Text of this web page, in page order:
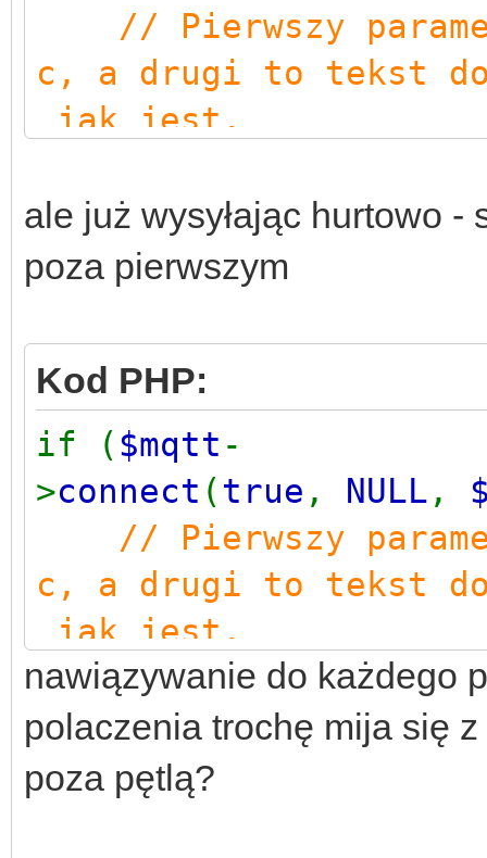
// Pierwszy
c, a drugi to tekst
jak jest.
e)
$mqtt-
$mqtt->close();
}
ale już wysyłając hurtowo
poza pierwszym
Kod PHP:
if ($mqtt -
>connect (true , NULL ,
// Pierwszy
c, a drugi to tekst
jak jest.
// Np.
e)
$mqtt
nawiązywanie do każdego
polaczenia trochę mija się
poza pętlą?